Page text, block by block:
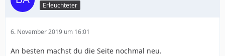
Erleuchteter
6. November 2019 um 16:01
An besten machst du die Seite nochmal neu.